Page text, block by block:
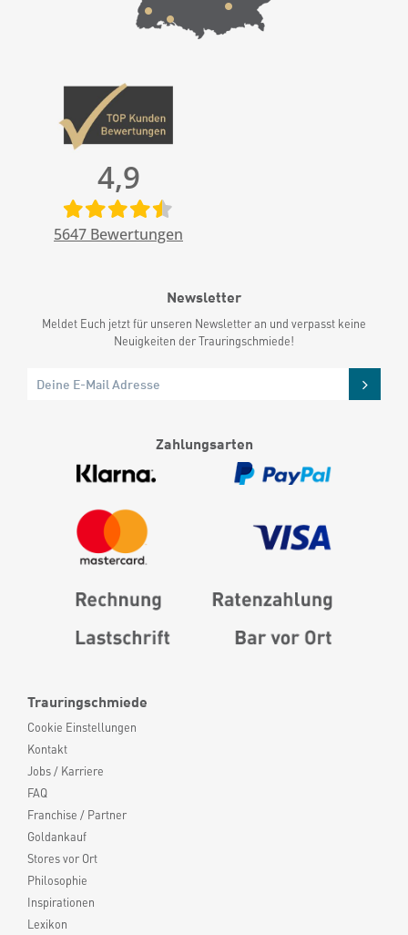
Trauringschmiede
Cookie Einstellungen
Kontakt
Jobs / Karriere
FAQ
Franchise / Partner
Goldankauf
Stores vor Ort
Philosophie
Inspirationen
Lexikon
4,9
5647 Bewertungen
Newsletter
Meldet Euch jetzt für unseren Newsletter an und verpasst keine
Neuigkeiten der Trauringschmiede!
Zahlungsarten